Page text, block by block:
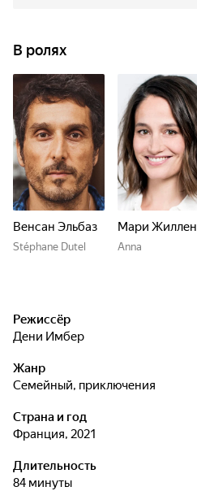
В ролях
Венсан Эльбаз
Stéphane Dutel
Мари Жиллен
Anna
Режиссёр
Дени Имбер
Жанр
семейный, приключения
Страна и год
Франция, 2021
Длительность
84 минуты